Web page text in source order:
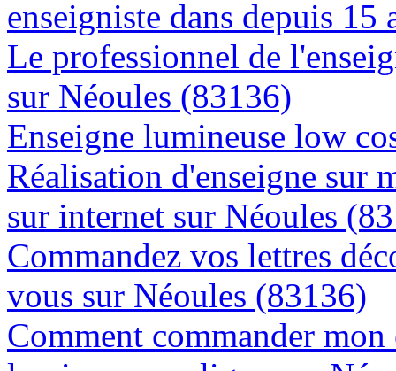
enseigniste dans depuis 15
Le professionnel de
sur Néoules (83136)
Enseigne lumineuse low
Réalisation d'enseigne sur
sur internet sur Néoules
Commandez vos lettres
vous sur Néoules (83136)
Comment commander